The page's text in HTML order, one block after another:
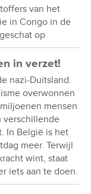
van het
in Congo in de
op
in verzet!
nazi-Duitsland.
overwonnen
mensen
verschillende
In België is het
meer. Terwijl
wint, staat
iets aan te doen.